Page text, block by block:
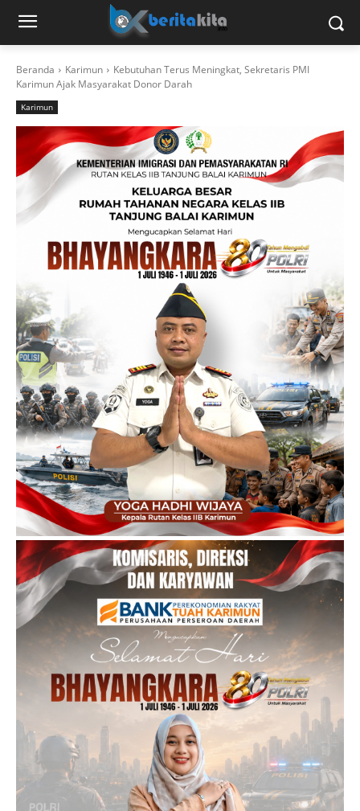
Beranda Karimun
Kebutuhan Terus Meningkat, Sekretaris PMI
Karimun Ajak Masyarakat Donor Darah
Karimun